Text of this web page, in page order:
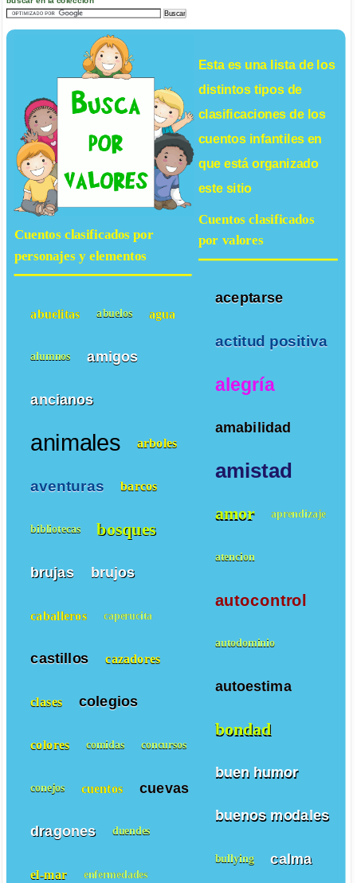
Esta es una lista de los
distintos tipos de
clasificaciones de los
cuentos infantilesen
que está organizado
este sitio
Cuentos clasificados
por valores
aceptarse
actitud positiva
alegría
amabilidad
amistad
amor aprendizaje
atencion
autocontrol
autodominio
autoestima
bondad
buen humor
buenos modales
bullying calma
Cuentos clasificados por
personajes y elementos
abuelitas abuelos agua
alumnos amigos
ancianos
animales arboles
aventuras barcos
bibliotecas bosques
brujas brujos
caballeros caperucita
castillos cazadores
clases colegios
colores comidas concursos
conejos cuentos cuevas
dragones duendes
el-mar enfermedades